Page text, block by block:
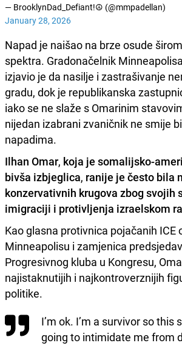
— BrooklynDad_Defiant!☮️ (@mmpadellan)
January 28, 2026
Napad je naišao na brze osude
spektra. Gradonačelnik Minneapolisa
izjavio je da nasilje i zastrašivanje
gradu, dok je republikanska
iako se ne slaže s Omarinim
nijedan izabrani zvaničnik ne smije
napadima.
Ilhan Omar, koja je somalijsko-
bivša izbjeglica, ranije je često bila
konzervativnih krugova zbog svojih
imigraciji i protivljenja izraelskom
Kao glasna protivnica pojačanih ICE
Minneapolisu i zamjenica
Progresivnog kluba u Kongresu,
najistaknutijih i najkontroverznijih
politike.
I’m ok. I’m a survivor so this
going to intimidate me from